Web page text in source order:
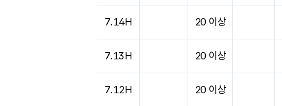
7.14H 20 이상
7.13H 20 이상
7.12H 20 이상